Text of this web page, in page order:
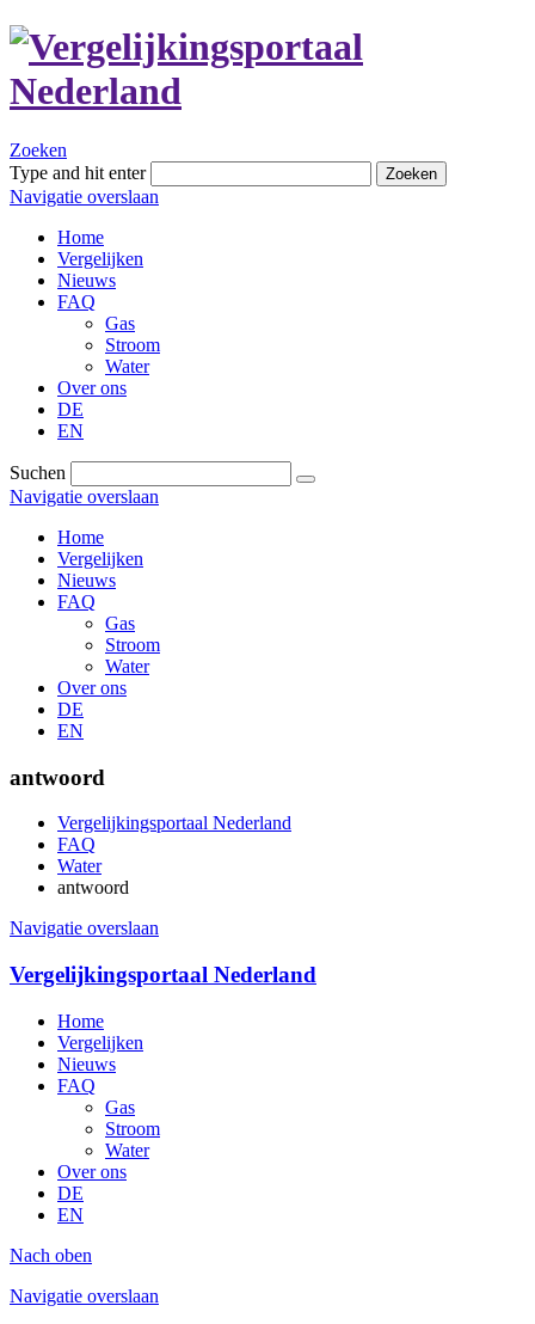
Zoeken
Type and hit enter
Zoeken
Navigatie overslaan
Home
Vergelijken
Nieuws
FAQ
Gas
Stroom
Water
Over ons
DE
EN
Suchen
Navigatie overslaan
Home
Vergelijken
Nieuws
FAQ
Gas
Stroom
Water
Over ons
DE
EN
antwoord
Vergelijkingsportaal Nederland
FAQ
Water
antwoord
Navigatie overslaan
Vergelijkingsportaal Nederland
Home
Vergelijken
Nieuws
FAQ
Gas
Stroom
Water
Over ons
DE
EN
Nach oben
Navigatie overslaan